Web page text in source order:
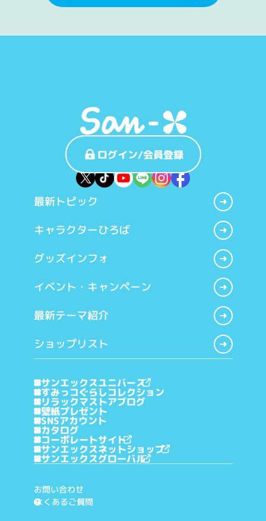
ログイン/会員登録
最新トピック
キャラクターひろば
グッズインフォ
イベント・キャンペーン
最新テーマ紹介
ショップリスト
サンエックスユニバース
すみっコぐらしコレクション
リラックマストアブログ
壁紙プレゼント
SNSアカウント
カタログ
コーポレートサイト
サンエックスネットショップ
サンエックスグローバル
お問い合わせ
?
よくあるご質問